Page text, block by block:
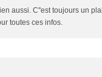
aussi. C''est toujours un
toutes ces infos.